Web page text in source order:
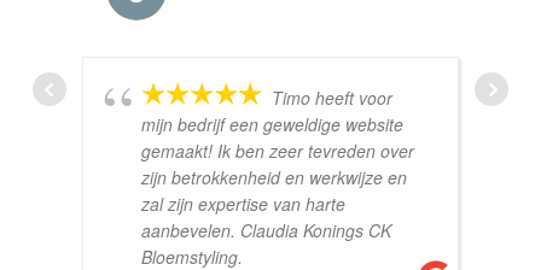
Timo heeft voor
mijn bedrijf een geweldige website
gemaakt! Ik ben zeer tevreden over
zijn betrokkenheid en werkwijze en
zal zijn expertise van harte
aanbevelen. Claudia Konings CK
Bloemstyling.